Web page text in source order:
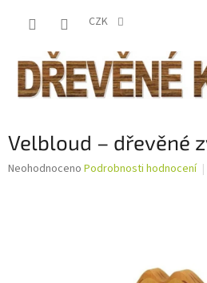
CZK
Velbloud – dřevěné
Průměrné
Neohodnoceno Podrobnosti hodnocení